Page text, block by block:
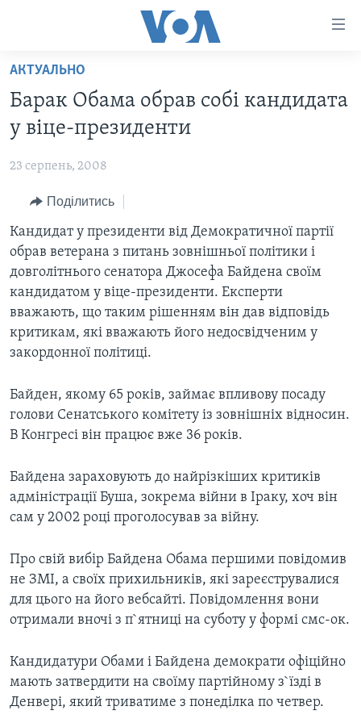
Перейти
матеріалу
Перейти
до
меню
Перейти
до
Пошуку
АКТУАЛЬНО
США
УКРАЇНА
ВІЙНА - ЦЕ ОСОБИСТЕ
УКРАЇНЦІ У СВІТІ
НАУКА
ЗДОРОВ'Я
КУЛЬТУРА
ІСТОРІЇ УСПІХУ УКРАЇНЦІВ
ПОЛІТИКА В США
АДМІНІСТРАЦІЯ ПРЕЗИДЕНТА ТРАМПА: ПЕРШІ 100
УКРАЇНЦІ В АМЕРИЦІ
УКРАЇНА
ІНТЕРВ'Ю
БОРОТЬБА З ДЕЗІНФОРМАЦІЄЮ
ВІДЕО
ТЕЛЕПРОГРАМИ
ЧАС-TIME
СТУДІЯ ВАШИНГТОН
ВІКНО В АМЕРИКУ
ПОГЛЯД З ВАШИНГТОНА
ENGLISH
МИ В СОЦМЕРЕЖАХ
Мови
АКТУАЛЬНО
Барак Обама обрав собі кандидата
у віце-президенти
23 серпень, 2008
Поділитись
Кандидат у президенти від Демократичної партії
обрав ветерана з питань зовнішньої політики і
довголітнього сенатора Джосефа Байдена своїм
кандидатом у віце-президенти. Експерти
вважають, що таким рішенням він дав відповідь
критикам, які вважають його недосвідченим у
закордонної політиці.
Байден, якому 65 років, займає впливову посаду
голови Сенатського комітету із зовнішніх відносин.
В Конгресі він працює вже 36 років.
Байдена зараховують до найрізкіших критиків
адміністрації Буша, зокрема війни в Іраку, хоч він
сам у 2002 році проголосував за війну.
Про свій вибір Байдена Обама першими повідомив
не ЗМІ, а своїх прихильників, які зареєструвалися
для цього на його вебсайті. Повідомлення вони
отримали вночі з п`ятниці на суботу у формі смс-ок.
Кандидатури Обами і Байдена демократи офіційно
мають затвердити на своїму партійному з`їзді в
Денвері, який триватиме з понеділка по четвер.